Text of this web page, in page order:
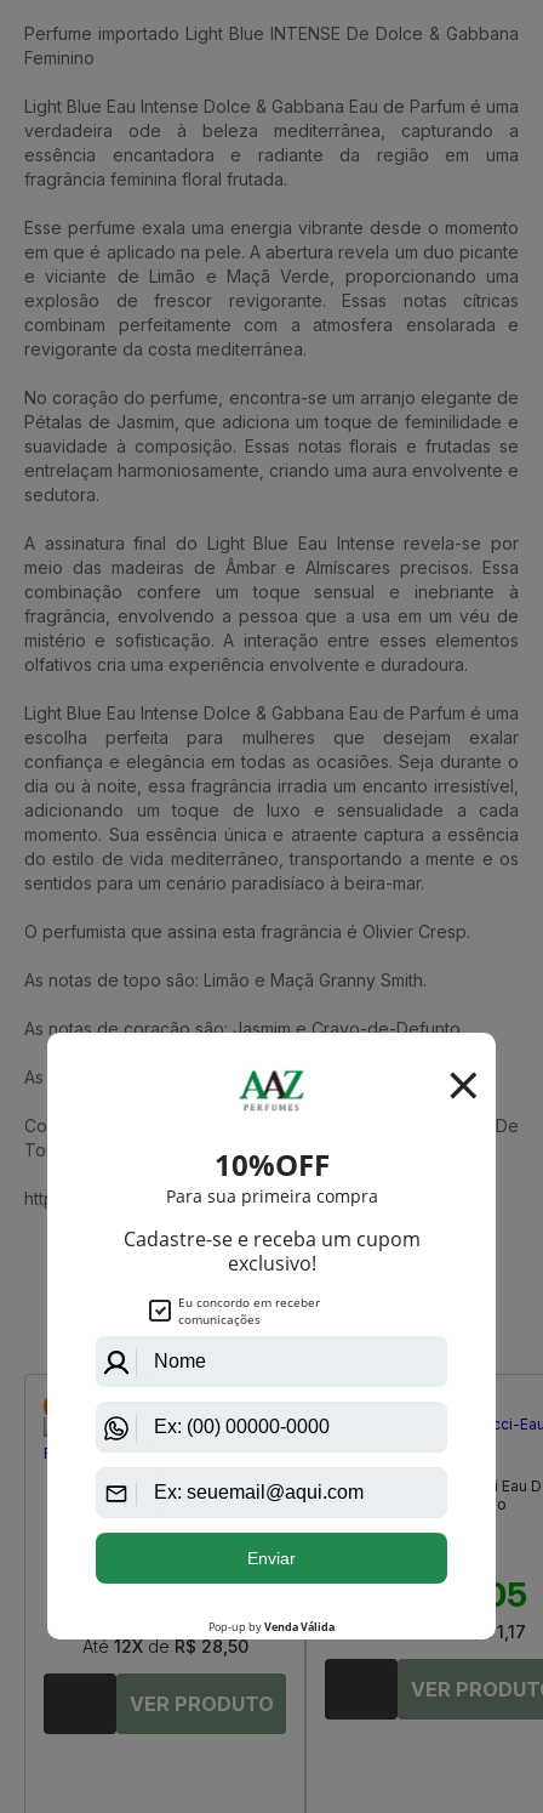
Perfume importado Light Blue INTENSE De Dolce & Gabbana
Feminino
Light Blue Eau Intense Dolce & Gabbana Eau de Parfum é uma
verdadeira ode à beleza mediterrânea, capturando a
essência encantadora e radiante da região em uma
fragrância feminina floral frutada.
Esse perfume exala uma energia vibrante desde o momento
em que é aplicado na pele. A abertura revela um duo picante
e viciante de Limão e Maçã Verde, proporcionando uma
explosão de frescor revigorante. Essas notas cítricas
combinam perfeitamente com a atmosfera ensolarada e
revigorante da costa mediterrânea.
No coração do perfume, encontra-se um arranjo elegante de
Pétalas de Jasmim, que adiciona um toque de feminilidade e
suavidade à composição. Essas notas florais e frutadas se
entrelaçam harmoniosamente, criando uma aura envolvente e
sedutora.
A assinatura final do Light Blue Eau Intense revela-se por
meio das madeiras de Âmbar e Almíscares precisos. Essa
combinação confere um toque sensual e inebriante à
fragrância, envolvendo a pessoa que a usa em um véu de
mistério e sofisticação. A interação entre esses elementos
olfativos cria uma experiência envolvente e duradoura.
Light Blue Eau Intense Dolce & Gabbana Eau de Parfum é uma
escolha perfeita para mulheres que desejam exalar
confiança e elegância em todas as ocasiões. Seja durante o
dia ou à noite, essa fragrância irradia um encanto irresistível,
adicionando um toque de luxo e sensualidade a cada
momento. Sua essência única e atraente captura a essência
do estilo de vida mediterrâneo, transportando a mente e os
sentidos para um cenário paradisíaco à beira-mar.
O perfumista que assina esta fragrância é Olivier Cresp.
As notas de topo são: Limão e Maçã Granny Smith.
As notas de coração são: Jasmim e Cravo-de-Defunto.
As notas de fundo são: Almíscar e Madeira de Âmbar.
Conheça também L'Imperatrice Dolce Gabbana Eau De
Toilette Feminino
https://www.aazperfumes.com.br/Dolce-Gabbana
Que viu, viu também
So Real Cheap And Chic De
Feminino
Até 12Xde R$ 28,50
Gucci Bloom De Gucci Eau
Parfum Feminino
R$ 854,05
R$ 71,17